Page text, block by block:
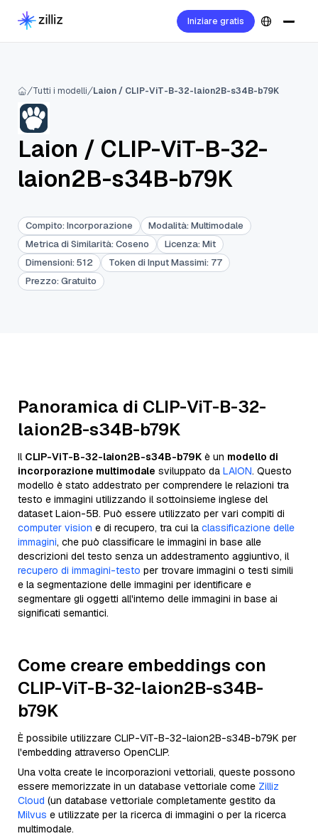
Iniziare gratis
Tutti i modelli Laion / CLIP-ViT-B-32-laion2B-s34B-b79K
Laion / CLIP-ViT-B-32-
laion2B-s34B-b79K
Compito: Incorporazione Modalità: Multimodale
Metrica di Similarità: Coseno Licenza: Mit
Dimensioni: 512 Token di Input Massimi: 77
Prezzo: Gratuito
Panoramica di CLIP-ViT-B-32-
laion2B-s34B-b79K
Il CLIP-ViT-B-32-laion2B-s34B-b79K è un modello di
incorporazione multimodale sviluppato da LAION. Questo
modello è stato addestrato per comprendere le relazioni tra
testo e immagini utilizzando il sottoinsieme inglese del
dataset Laion-5B. Può essere utilizzato per vari compiti di
computer vision e di recupero, tra cui la classificazione delle
immagini, che può classificare le immagini in base alle
descrizioni del testo senza un addestramento aggiuntivo, il
recupero di immagini-testo per trovare immagini o testi simili
e la segmentazione delle immagini per identificare e
segmentare gli oggetti all'interno delle immagini in base ai
significati semantici.
Come creare embeddings con
CLIP-ViT-B-32-laion2B-s34B-
b79K
È possibile utilizzare CLIP-ViT-B-32-laion2B-s34B-b79K per
l'embedding attraverso OpenCLIP.
Una volta create le incorporazioni vettoriali, queste possono
essere memorizzate in un database vettoriale come Zilliz
Cloud (un database vettoriale completamente gestito da
Milvus e utilizzate per la ricerca di immagini o per la ricerca
multimodale.